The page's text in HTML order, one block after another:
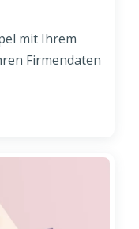
mit Ihrem
Firmendaten